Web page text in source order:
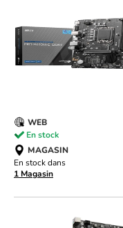
WEB
En stock
MAGASIN
En stock dans
1 Magasin